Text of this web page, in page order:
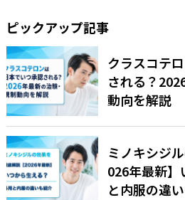
ピックアップ記事
クラスコテ
される？
動向を解説
ミノキシジ
026年最新】
と内服の違